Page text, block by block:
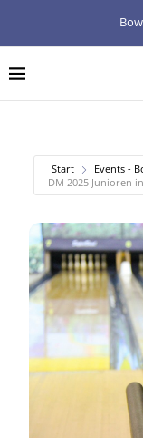
Start Events -
DM 2025 Junioren